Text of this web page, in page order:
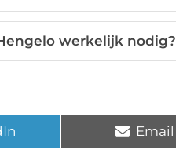
werkelijk nodig?
Email